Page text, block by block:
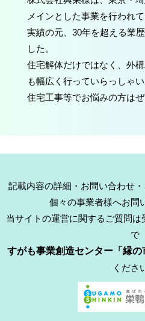
メインとした事業を行われ
実績の元、30年を超える業
した。
住宅解体だけではなく、外
も幅広く行っていらっしゃい
住宅工事等でお悩みの方はぜ
記載内容の詳細・お問い合わせ
個々の事業者様へお問
当サイトの運営に関するご質問は
で
すがも事業創造センター「縁の
くださ